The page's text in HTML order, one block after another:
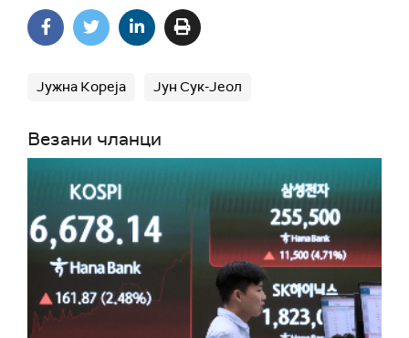
Јужна Кореја Јун Сук-Јеол
Везани чланци